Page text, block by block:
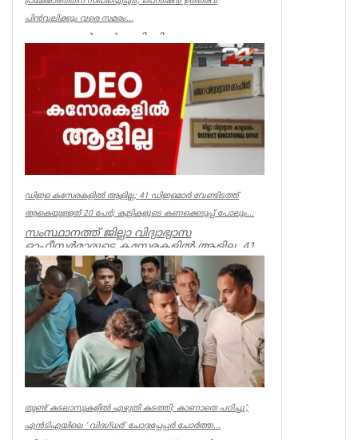
പിൻവലിക്കും വരെ സമരം...
ക്ഷേമ പെൻഷൻ അട്ടിമറിക്കാനുള്ള ബോധ
പൂർവമായ ശ്രമമാണ് യു ഡി എഫ് സർക്കാർ
നടത്തുന്നതെന്ന് സിപിഐഎം സംസ്ഥാ...
Kerala
ഡിഇഒ കസേരകളില്‍ ആളില്ല; 41 ഡിഇഒമാര്‍ വേണ്ടിടത്ത്
ആകെയുള്ളത് 20 പേര്‍; കുട്ടികളുടെ കണക്കെടുപ്പ് പോലും...
സംസ്ഥാനത്ത് ജില്ലാ വിദ്യാഭ്യാസ
ഓഫീസര്‍മാരുടെ കസേരകളില്‍ ആളില്ല. 41
ഡിഇഒമാരില്‍ നിലവില്‍ ഉള്ളത് 20 പ...
Kerala
തുണ്ട് കടലാസുകളില്‍ എഴുതി കടത്തി; കാണാതെ പഠിച്ചു’;
എന്‍ടിഎയിലെ ‘ വിദഗ്ധര്‍’ ചോദ്യപ്പേപ്പര്‍ ചോര്‍ത്ത...